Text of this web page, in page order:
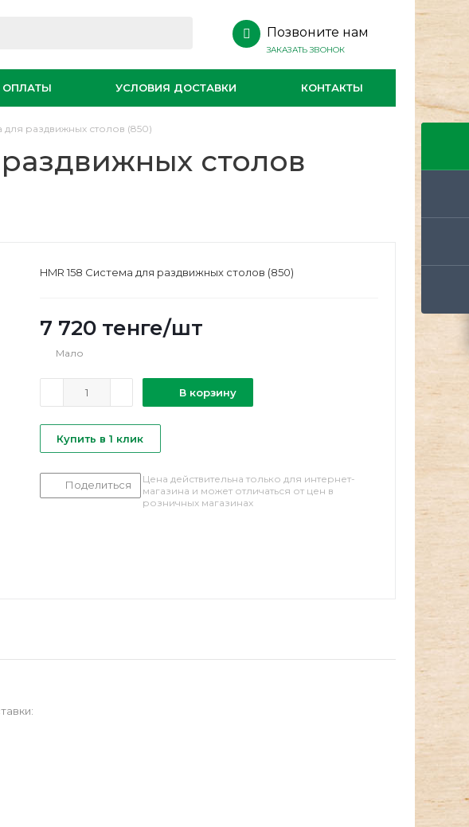
Позвоните нам
ЗАКАЗАТЬ ЗВОНОК
ОПЛАТЫ УСЛОВИЯ ДОСТАВКИ КОНТАКТЫ
для раздвижных столов (850)
столов
HMR 158 Система для раздвижных столов (850)
7 720 тенге/шт
Мало
В корзину
Купить в 1 клик
Поделиться
Цена действительна только для интернет-
магазина и может отличаться от цен в
розничных магазинах